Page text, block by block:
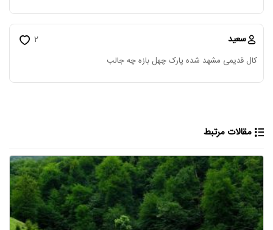
سعید
کال قدیمی مشهد شده پارک چهل بازه چه جالب
2
مقالات مرتبط